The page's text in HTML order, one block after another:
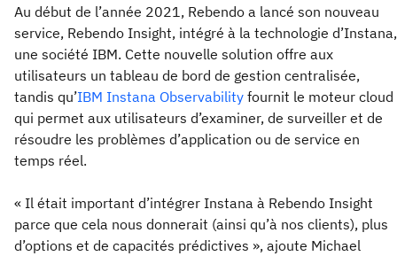
Au début de l’année 2021, Rebendo a lancé son nouveau
service, Rebendo Insight, intégré à la technologie d’Instana,
une société IBM. Cette nouvelle solution offre aux
utilisateurs un tableau de bord de gestion centralisée,
tandis qu’IBM Instana Observability fournit le moteur cloud
qui permet aux utilisateurs d’examiner, de surveiller et de
résoudre les problèmes d’application ou de service en
temps réel.
« Il était important d’intégrer Instana à Rebendo Insight
parce que cela nous donnerait (ainsi qu’à nos clients), plus
d’options et de capacités prédictives », ajoute Michael